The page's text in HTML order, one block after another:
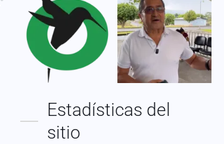
Estadísticas del
sitio